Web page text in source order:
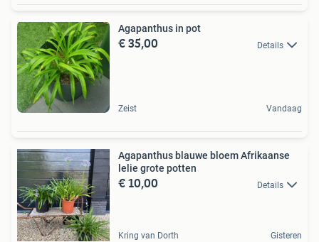
Agapanthus in pot
€ 35,00 Details
Zeist Vandaag
Agapanthus blauwe bloem Afrikaanse
lelie grote potten
€ 10,00 Details
Kring van Dorth Gisteren